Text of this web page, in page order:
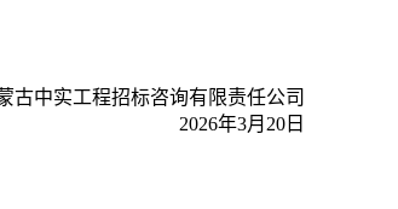
古中实工程招标咨询有限责任公司
2026年3月20日